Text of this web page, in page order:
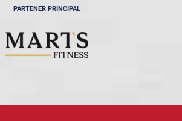
PARTENER PRINCIPAL